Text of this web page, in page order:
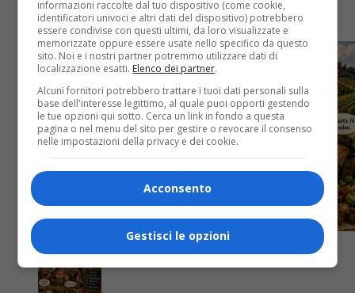
architettura, servizi e qualità della vita potessero
convivere
informazioni raccolte dal tuo dispositivo (come cookie,
identificatori univoci e altri dati del dispositivo) potrebbero
essere condivise con questi ultimi, da loro visualizzate e
memorizzate oppure essere usate nello specifico da questo
sito. Noi e i nostri partner potremmo utilizzare dati di
localizzazione esatti. Elenco dei partner.
Alcuni fornitori potrebbero trattare i tuoi dati personali sulla
base dell'interesse legittimo, al quale puoi opporti gestendo
le tue opzioni qui sotto. Cerca un link in fondo a questa
pagina o nel menu del sito per gestire o revocare il consenso
nelle impostazioni della privacy e dei cookie.
Acconsento
Gestisci le opzioni